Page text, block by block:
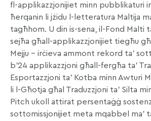
fl-applikazzjonijiet minn pubblikaturi
ħerqanin li jżidu l-letteratura Maltija
tagħhom. U din is-sena, il-Fond Malti
sejħa għall-applikazzjonijiet tiegħu
Mejju – irċieva ammont rekord ta’
b’24 applikazzjoni għall-fergħa ta’
Esportazzjoni ta’ Kotba minn Awturi
li l-Għotja għal Traduzzjoni ta’ Silta
Pitch ukoll attirat persentaġġ
sottomissjonijiet meta mqabbel ma’